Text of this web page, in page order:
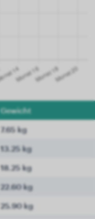
Gewicht
7.65 kg
13.25 kg
18.25 kg
22.60 kg
25.90 kg